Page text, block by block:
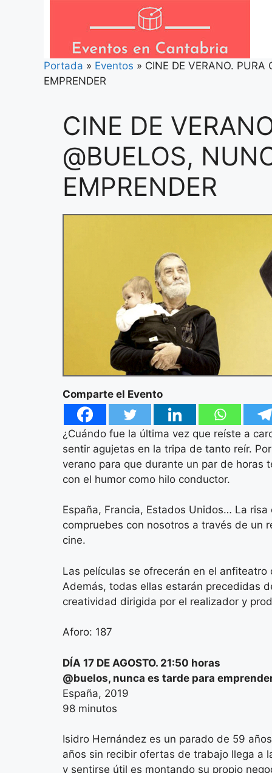
Portada » Eventos » CINE DE VERANO. PURA
EMPRENDER
CINE DE
@BUELOS,
EMPRENDER
Comparte el Evento
¿Cuándo fue la última vez que reíste a
sentir agujetas en la tripa de tanto reír.
verano para que durante un par de horas
con el humor como hilo conductor.
España, Francia, Estados Unidos… La
compruebes con nosotros a través de un
cine.
Las películas se ofrecerán en el
Además, todas ellas estarán precedidas
creatividad dirigida por el realizador y
Aforo: 187
DÍA 17 DE AGOSTO. 21:50 horas
@buelos, nunca es tarde para
España, 2019
98 minutos
Isidro Hernández es un parado de 59
años sin recibir ofertas de trabajo llega a
y sentirse útil es montando su propio